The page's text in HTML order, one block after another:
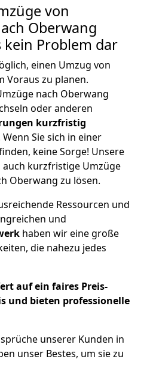
von
Oberwang
Problem dar
einen Umzug von
Voraus zu planen.
nach Oberwang
oder anderen
kurzfristig
Wenn Sie sich in einer
keine Sorge! Unsere
auch kurzfristige Umzüge
Oberwang zu lösen.
Ressourcen und
und
haben wir eine große
die nahezu jedes
auf ein faires Preis-
und bieten professionelle
unserer Kunden in
unser Bestes, um sie zu